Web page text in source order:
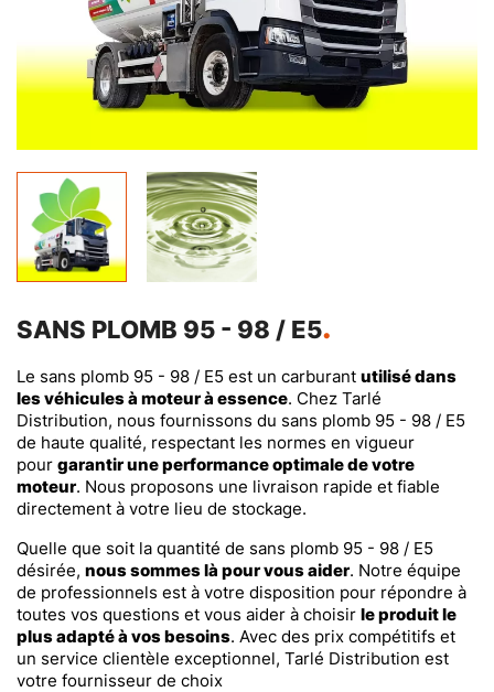
SANS PLOMB 95 - 98 / E5
Le sans plomb 95 - 98 / E5 est un carburant utilisé dans
les véhicules à moteur à essence. Chez Tarlé
Distribution, nous fournissons du sans plomb 95 - 98 / E5
de haute qualité, respectant les normes en vigueur
pour garantir une performance optimale de votre
moteur. Nous proposons une livraison rapide et fiable
directement à votre lieu de stockage.
Quelle que soit la quantité de sans plomb 95 - 98 / E5
désirée, nous sommes là pour vous aider. Notre équipe
de professionnels est à votre disposition pour répondre à
toutes vos questions et vous aider à choisir le produit le
plus adapté à vos besoins. Avec des prix compétitifs et
un service clientèle exceptionnel, Tarlé Distribution est
votre fournisseur de choix